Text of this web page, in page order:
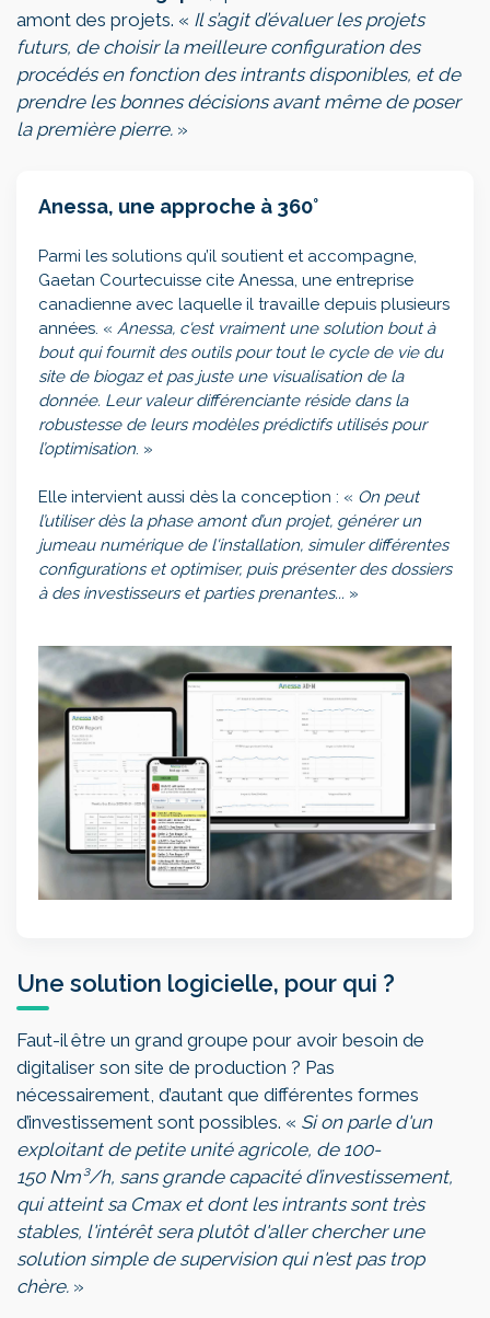
amont des projets. « Il s’agit d’évaluer les projets
futurs, de choisir la meilleure configuration des
procédés en fonction des intrants disponibles, et de
prendre les bonnes décisions avant même de poser
la première pierre. »
Anessa, une approche à 360°
Parmi les solutions qu’il soutient et accompagne,
Gaetan Courtecuisse cite Anessa, une entreprise
canadienne avec laquelle il travaille depuis plusieurs
années. « Anessa, c'est vraiment une solution bout à
bout qui fournit des outils pour tout le cycle de vie du
site de biogaz et pas juste une visualisation de la
donnée. Leur valeur différenciante réside dans la
robustesse de leurs modèles prédictifs utilisés pour
l’optimisation. »
Elle intervient aussi dès la conception : « On peut
l’utiliser dès la phase amont d’un projet, générer un
jumeau numérique de l'installation, simuler différentes
configurations et optimiser, puis présenter des dossiers
à des investisseurs et parties prenantes... »
Une solution logicielle, pour qui ?
Faut-il être un grand groupe pour avoir besoin de
digitaliser son site de production ? Pas
nécessairement, d’autant que différentes formes
d’investissement sont possibles. « Si on parle d'un
exploitant de petite unité agricole, de 100-
150 Nm³/h, sans grande capacité d’investissement,
qui atteint sa Cmax et dont les intrants sont très
stables, l'intérêt sera plutôt d'aller chercher une
solution simple de supervision qui n'est pas trop
chère. »